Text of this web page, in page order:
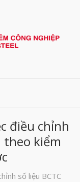
điều chỉnh
theo kiểm
số liệu BCTC